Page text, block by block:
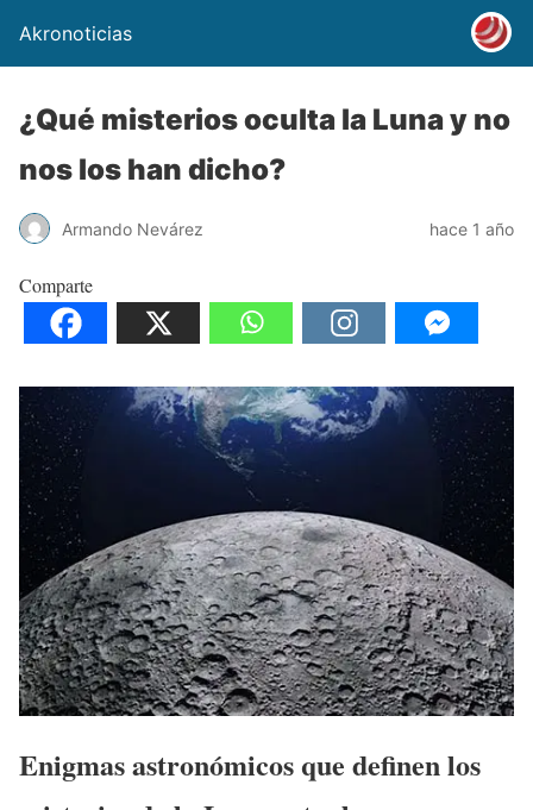
Akronoticias
¿Qué misterios oculta la Luna y no
nos los han dicho?
Armando Nevárez hace 1 año
Comparte
Enigmas astronómicos que definen los